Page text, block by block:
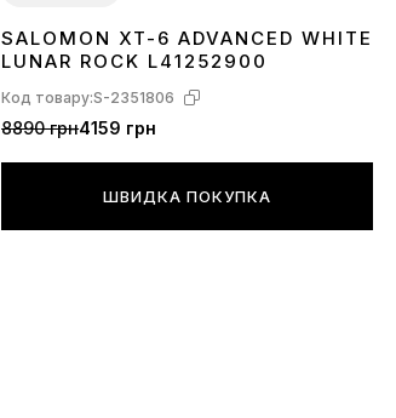
3637 38 39404142434445
SALOMON XT-6 ADVANCED WHITE
LUNAR ROCK L41252900
Код товару:S-2351806
8890 грн4159 грн
ШВИДКА ПОКУПКА